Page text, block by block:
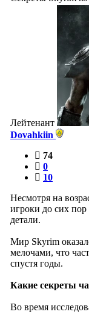
Лейтенант
Dovahkiin
74
0
10
Несмотря на
игроки до сих
детали.
Мир Skyrim
мелочами, что
спустя годы.
Какие секреты
Во время